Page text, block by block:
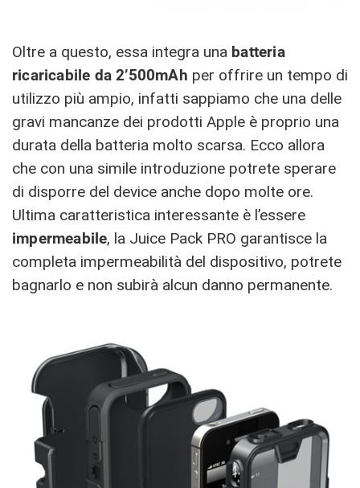
Oltre a questo, essa integra una batteria
ricaricabile da 2’500mAh per offrire un tempo di
utilizzo più ampio, infatti sappiamo che una delle
gravi mancanze dei prodotti Apple è proprio una
durata della batteria molto scarsa. Ecco allora
che con una simile introduzione potrete sperare
di disporre del device anche dopo molte ore.
Ultima caratteristica interessante è l’essere
impermeabile, la Juice Pack PRO garantisce la
completa impermeabilità del dispositivo, potrete
bagnarlo e non subirà alcun danno permanente.